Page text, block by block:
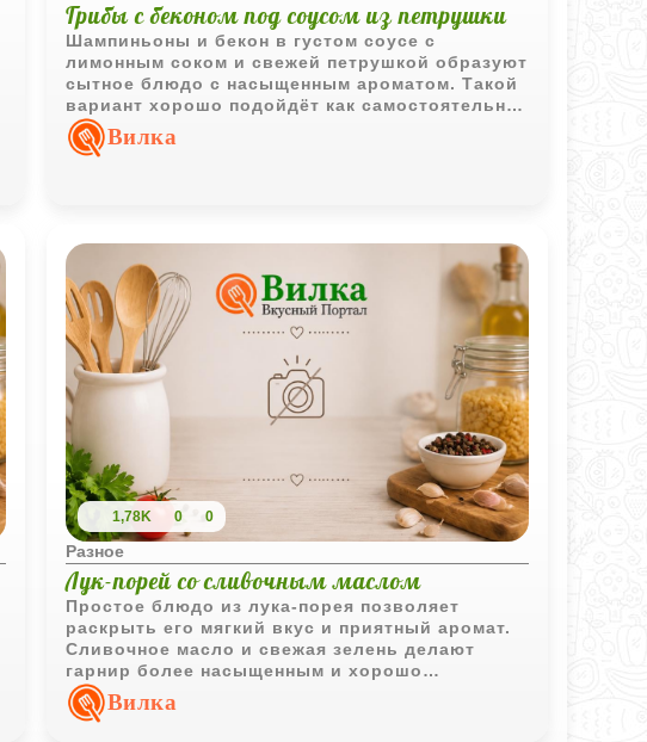
Грибы с беконом под соусом из петрушки
Шампиньоны и бекон в густом соусе с
лимонным соком и свежей петрушкой образуют
сытное блюдо с насыщенным ароматом. Такой
вариант хорошо подойдёт как самостоятельная
горячая закуска или дополнение к гарниру.
Вилка
1,78K 0 0
Разное
Лук-порей со сливочным маслом
Простое блюдо из лука-порея позволяет
раскрыть его мягкий вкус и приятный аромат.
Сливочное масло и свежая зелень делают
гарнир более насыщенным и хорошо
дополняют мясо, птицу или рыбу.
Вилка